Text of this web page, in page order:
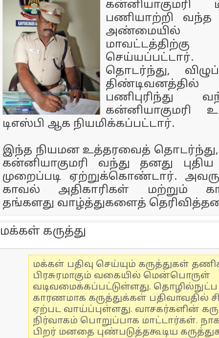
கன்னியாகுமரி
பணியாற்றி வந்த
அண்மையில்
தொடர்ந்து,
திண்டிவனத்தில்
பணிபுரிந்து
கன்னியாகுமரி
டிஎஸ்பி ஆக நியமிக்கப்பட்டார்.
இந்த நியமன உத்தரவைத் தொடர்ந்து,
கன்னியாகுமரி வந்து தனது
முறைப்படி ஏற்றுக்கொண்டார்.
காவல் அதிகாரிகள் மற்றும்
தங்களது வாழ்த்துகளைத்
மக்கள் கருத்து
மக்கள் பதிவு செய்யும் கருத்துகள்
பிரசுரமாகும் வகையில் மென்பொருள்
வடிவமைக்கப்பட்டுள்ளது.
காரணமாக கருத்துக்கள் பதிவாவதில்
ஏற்பட வாய்ப்புள்ளது. வாசகர்களின்
நிர்வாகம் பொறுப்பாக மாட்டார்கள்.
பிறர் மனதை புண்படுத்தகூடிய